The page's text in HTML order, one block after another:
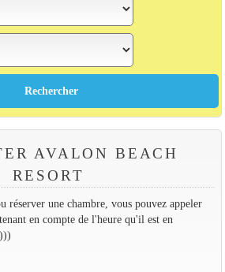
AVALON BEACH
RESORT
réserver une chambre, vous pouvez appeler
en compte de l'heure qu'il est en